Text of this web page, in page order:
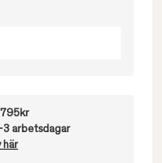
3 arbetsdagar
här